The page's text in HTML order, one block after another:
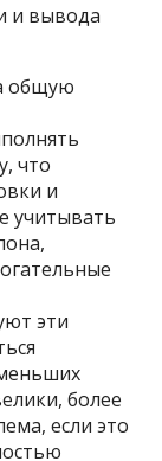
и вывода
общую
что
и
учитывать
эти
более
если это